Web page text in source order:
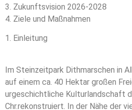
3. Zukunftsvision 2026-2028
4. Ziele und Maßnahmen
1. Einleitung
Im Steinzeitpark Dithmarschen in
auf einem ca. 40 Hektar großen
urgeschichtliche Kulturlandschaft
Chr.rekonstruiert. In der Nähe der